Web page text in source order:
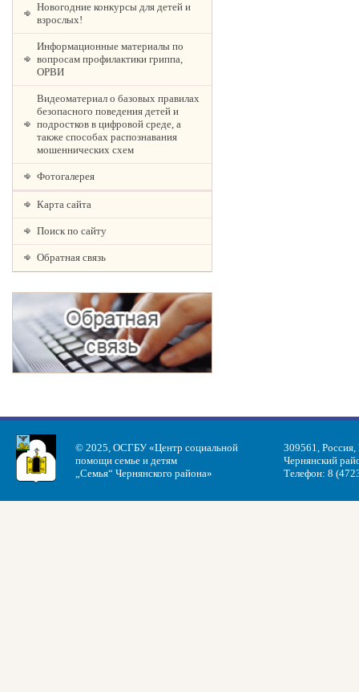
Новогодние конкурсы для детей и
взрослых!
Информационные материалы по
вопросам профилактики гриппа,
ОРВИ
Видеоматериал о базовых правилах
безопасного поведения детей и
подростков в цифровой среде, а
также способах распознавания
мошеннических схем
Фотогалерея
Карта сайта
Поиск по сайту
Обратная связь
© 2025, ОСГБУ «Центр социальной
помощи семье и детям
„Семья“ Чернянского района»
309561, Россия,
Чернянский
Телефон: 8